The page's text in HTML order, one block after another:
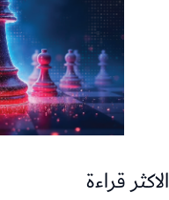
الاكثر قراءة